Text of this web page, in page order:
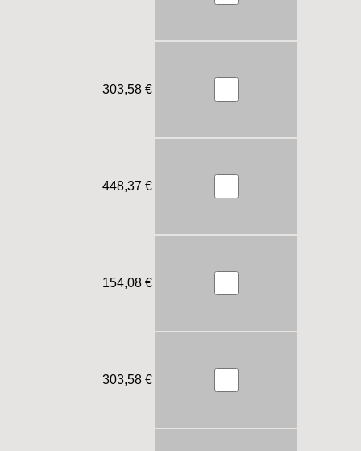
303,58 €
448,37 €
154,08 €
303,58 €